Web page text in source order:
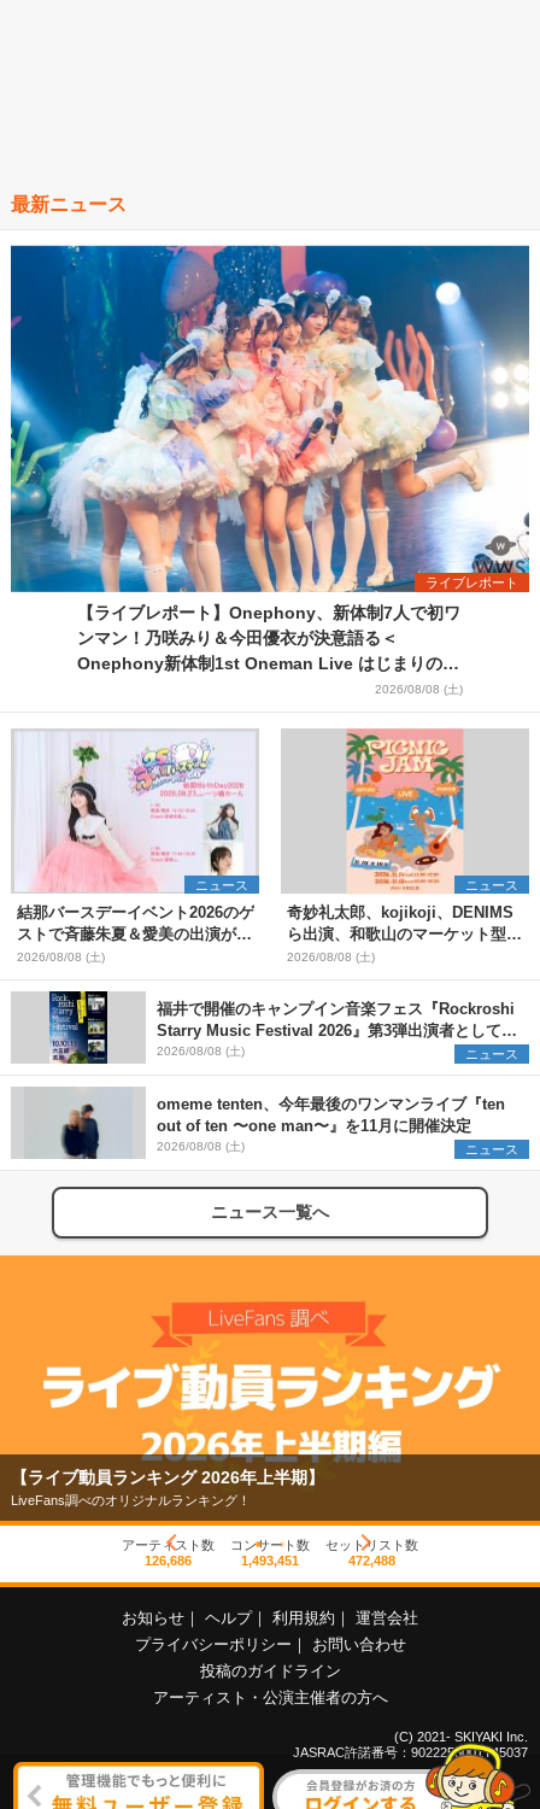
最新ニュース
ライブレポート
【ライブレポート】Onephony、新体制7人で初ワ
ンマン！乃咲みり＆今田優衣が決意語る＜
Onephony新体制1st Oneman Live はじまりの夏
2026/08/08 (土)
ニュース
結那バースデーイベント2026のゲ
ストで斉藤朱夏＆愛美の出演が決
定
2026/08/08 (土)
ニュース
奇妙礼太郎、kojikoji、DENIMS
ら出演、和歌山のマーケット型野
外イベント『PICNIC JAM
2026』早割チケット発売開始
2026/08/08 (土)
福井で開催のキャンプイン音楽フェス『Rockroshi
Starry Music Festival 2026』第3弾出演者として
SCOOBIE DO、かりゆし58、Reiを発表
2026/08/08 (土) ニュース
omeme tenten、今年最後のワンマンライブ『ten
out of ten 〜one man〜』を11月に開催決定
2026/08/08 (土) ニュース
ニュース一覧へ
【ライブ動員ランキング 2026年上半期】
LiveFans調べのオリジナルランキング！
アーティスト数
126,686
コンサート数
1,493,451
セットリスト数
472,488
お知らせ ｜ ヘルプ｜ 利用規約 ｜ 運営会社
プライバシーポリシー ｜
お問い合わせ
投稿のガイドライン
アーティスト・公演主催者の方へ
(C) 2021- SKIYAKI Inc.
JASRAC許諾番号：9022255001Y45037